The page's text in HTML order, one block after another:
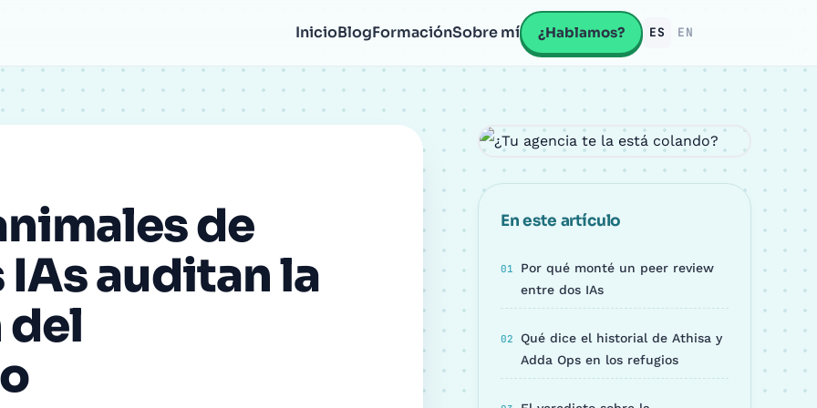
InicioBlogFormaciónSobre mí ¿Hablamos? ES EN
de
auditan la
En este artículo
Por qué monté un peer review
entre dos IAs
Qué dice el historial de Athisa y
Adda Ops en los refugios